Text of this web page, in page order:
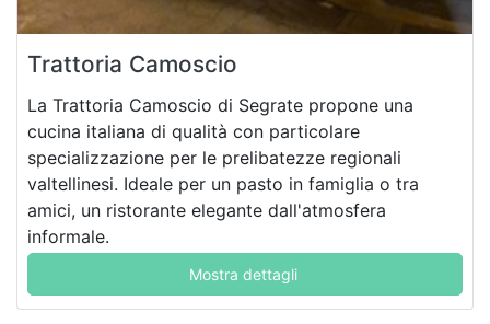
Trattoria Camoscio
La Trattoria Camoscio di Segrate propone una
cucina italiana di qualità con particolare
specializzazione per le prelibatezze regionali
valtellinesi. Ideale per un pasto in famiglia o tra
amici, un ristorante elegante dall'atmosfera
informale.
Mostra dettagli